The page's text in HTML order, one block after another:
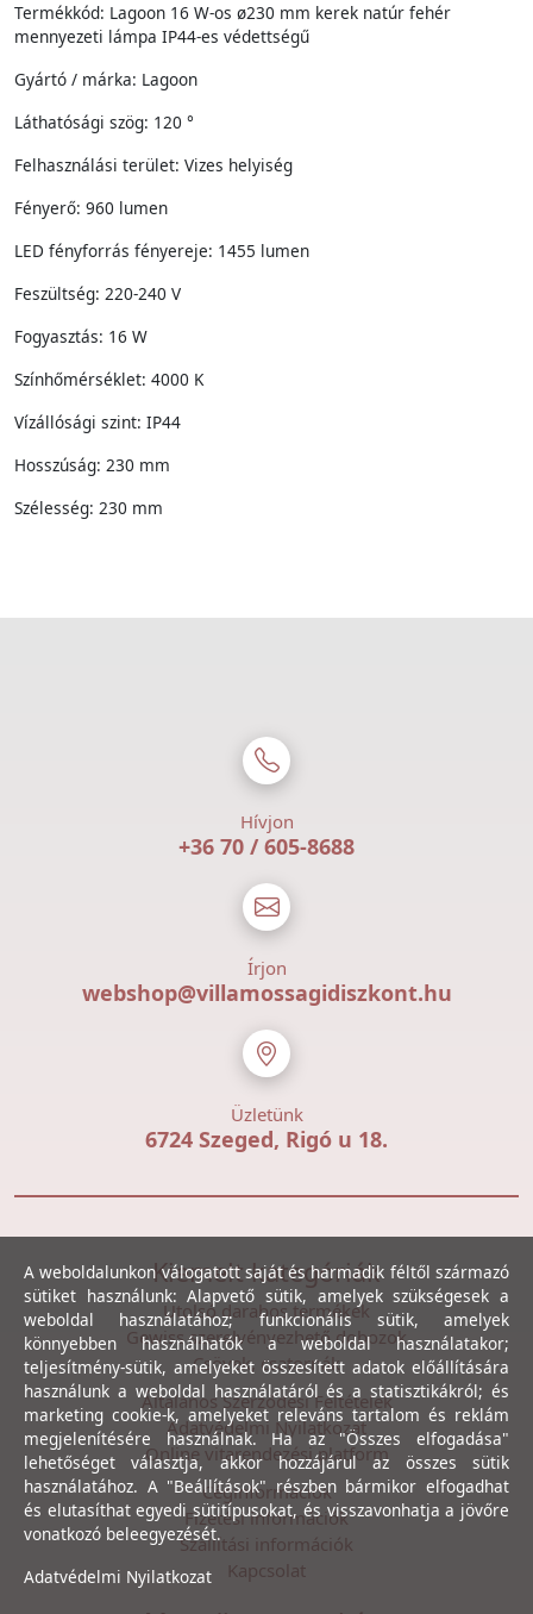
Termékkód: Lagoon 16 W-os ø230 mm kerek natúr fehér
mennyezeti lámpa IP44-es védettségű
Gyártó / márka: Lagoon
Láthatósági szög: 120 °
Felhasználási terület: Vizes helyiség
Fényerő: 960 lumen
LED fényforrás fényereje: 1455 lumen
Feszültség: 220-240 V
Fogyasztás: 16 W
Színhőmérséklet: 4000 K
Vízállósági szint: IP44
Hosszúság: 230 mm
Szélesség: 230 mm
Hívjon
+36 70 / 605-8688
Írjon
webshop@villamossagidiszkont.hu
Üzletünk
6724 Szeged, Rigó u 18.
Kiemelt kategóriák
Utolsó darabos termékek
Gewiss szerelvényezhető dobozok
Csövek, csatornák
Általános Szerződési Feltételek
Adatvédelmi Nyilatkozat
Online vitarendezési platform
Céginformációk
Fizetési információk
Szállítási információk
Kapcsolat
A weboldalunkon válogatott saját és harmadik féltől származó
sütiket használunk: Alapvető sütik, amelyek szükségesek a
weboldal használatához; funkcionális sütik, amelyek
könnyebben használhatók a weboldal használatakor;
teljesítmény-sütik, amelyeket összesített adatok előállítására
használunk a weboldal használatáról és a statisztikákról; és
marketing cookie-k, amelyeket releváns tartalom és reklám
megjelenítésére használnak. Ha az "Összes elfogadása"
lehetőséget választja, akkor hozzájárul az összes sütik
használatához. A "Beállítások" részben bármikor elfogadhat
és elutasíthat egyedi sütitípusokat, és visszavonhatja a jövőre
vonatkozó beleegyezését.
Adatvédelmi Nyilatkozat